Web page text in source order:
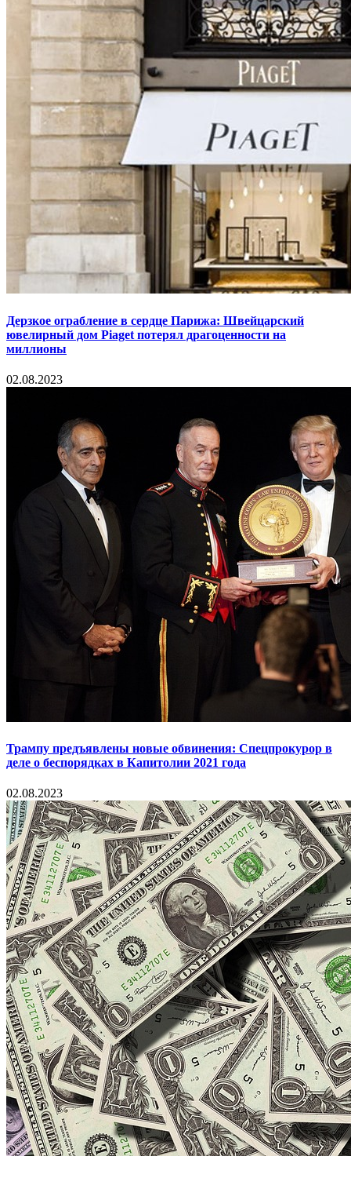
Дерзкое ограбление в сердце Парижа: Швейцарский
ювелирный дом Piaget потерял драгоценности на
миллионы
02.08.2023
Трампу предъявлены новые обвинения: Спецпрокурор в
деле о беспорядках в Капитолии 2021 года
02.08.2023